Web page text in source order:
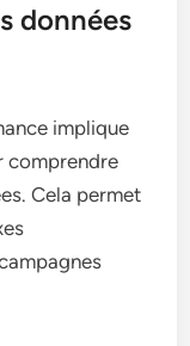
données
implique
comprendre
Cela permet